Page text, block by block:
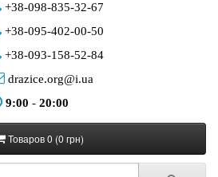
+38-098-835-32-67
+38-095-402-00-50
+38-093-158-52-84
drazice.org@i.ua
9:00 - 20:00
Товаров 0 (0 грн)